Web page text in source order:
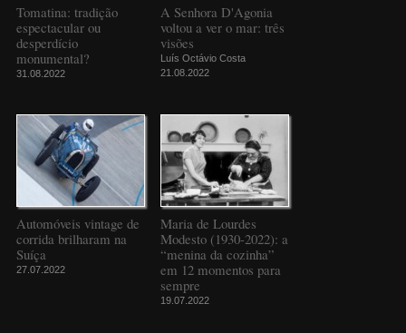
Tomatina: tradição
espectacular ou
desperdício
monumental?
31.08.2022
A Senhora D'Agonia
voltou a ver o mar: três
visões
Luís Octávio Costa
21.08.2022
Automóveis vintage de
corrida brilharam na
Suíça
27.07.2022
Maria de Lourdes
Modesto (1930-2022): a
“menina da cozinha”
em 12 momentos para
sempre
19.07.2022